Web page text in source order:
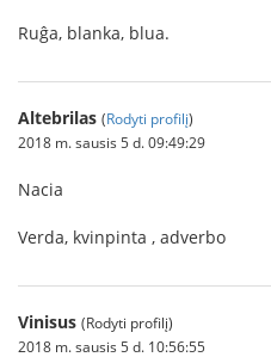
Ruĝa, blanka, blua.
Altebrilas (Rodyti profilį)
2018 m. sausis 5 d. 09:49:29
Nacia
Verda, kvinpinta , adverbo
Vinisus (Rodyti profilį)
2018 m. sausis 5 d. 10:56:55